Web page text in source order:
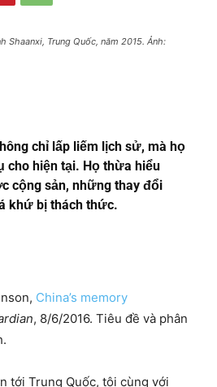
Shaanxi, Trung Quốc, năm 2015. Ảnh:
chỉ lấp liếm lịch sử, mà họ
cho hiện tại. Họ thừa hiểu
cộng sản, những thay đổi
khứ bị thách thức.
China’s memory
, 8/6/2016. Tiêu đề và phân
tới Trung Quốc, tôi cùng với